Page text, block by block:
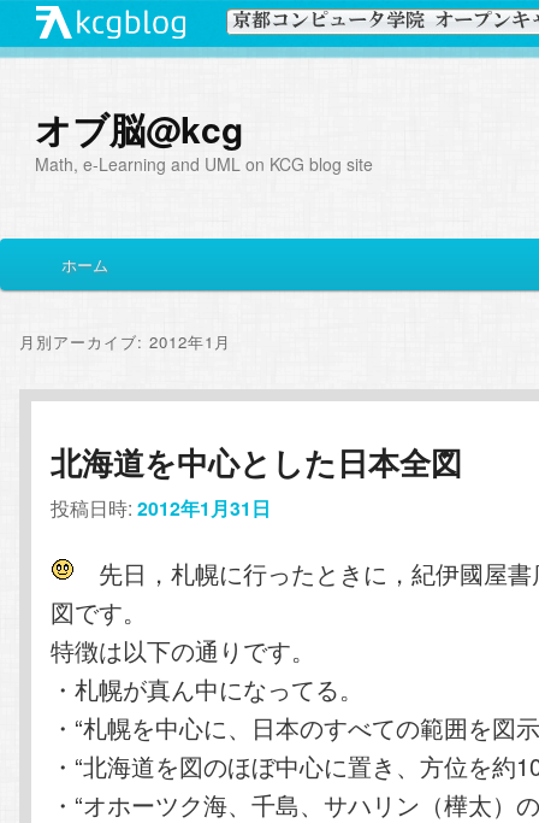
オブ脳@kcg
Math, e-Learning and UML on KCG blog site
イ
メ
ン
コ
ン
ン
ツ
へ
移
サ
コ
ン
テ
ツ
へ
移
動
ホーム
月別アーカイブ:2012年1月
北海道を中心とした日本全図
投稿日時:2012年1月31日
先日，札幌に行ったときに，紀伊國屋
図です。
特徴は以下の通りです。
・札幌が真ん中になってる。
・“札幌を中心に、日本のすべての範囲を図
・“北海道を図のほぼ中心に置き、方位を約
・“オホーツク海、千島、サハリン（樺太）